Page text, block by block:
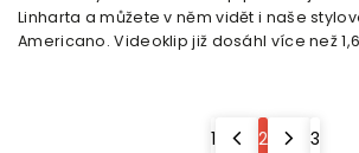
Linharta a můžete v něm vidět i naše
Americano. Videoklip již dosáhl více než 1,6
1 2
3